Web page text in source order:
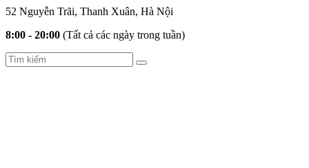
52 Nguyễn Trãi, Thanh Xuân, Hà Nội
8:00 - 20:00 (Tất cả các ngày trong tuần)